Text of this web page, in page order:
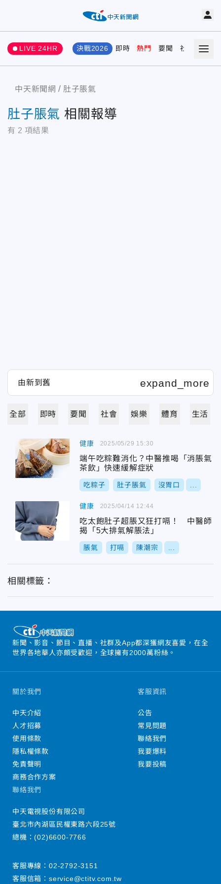
LIVE 24HR 決戰2026 即時 熱門 要聞 社會 娛樂
中天新聞網 肚子脹氣
肚子脹氣 相關報導
有 2 項結果
全部 即時 要聞 社會 娛樂 體育 生活
健康
端午吃粽難消化？中醫推喝「消脹氣
茶飲」快速緩解症狀
吃粽子 肚子脹氣 沒胃口
2025/05/29 15:30
健康
吃太飽肚子超脹又狂打嗝！ 中醫師
揭「5大排氣解脹法」
脹氣 打嗝 陳潮宗
2025/04/14 12:44
相關標籤：
新聞、影音、節目、直播、社群及App都深獲網友喜愛，在全
世界各地華人亦頗受歡迎，全球擁有2000萬粉絲。
關於我們
中天介紹
人才招募
使用條款
隱私權條款
免責聲明
商務合作方案
客服資訊
公告
常見問題
聯絡我們
我要爆料
我要投稿
聯絡我們
中天電視股份有限公司
臺北市內湖區民權東路六段25號
總機：(02)6600-7766
客服專線： 02-2792-3151
客服信箱： service@ctitv.com.tw